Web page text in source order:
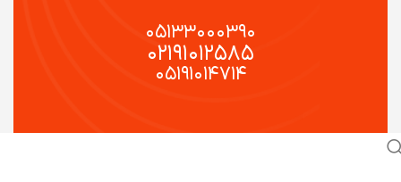
۰۵۱۳۳۰۰۰۳۹۰
۰۲۱۹۱۰۱۲۵۸۵
۰۵۱۹۱۰۱۴۷۱۴